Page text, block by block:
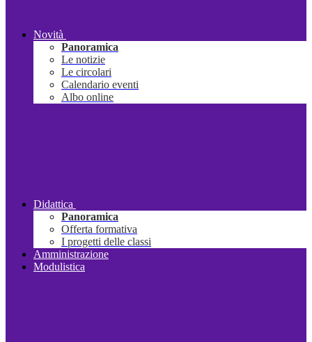
Novità
Panoramica
Le notizie
Le circolari
Calendario eventi
Albo online
Didattica
Panoramica
Offerta formativa
I progetti delle classi
Amministrazione
Modulistica